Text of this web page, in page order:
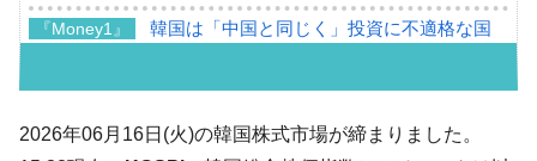
『Money1』
韓国は「中国と同じく」投資に不適格な国
『Money1』
『韓国銀行』が「金の保有量を増やしま
す」⇒「金を経由するドル入手」手段ではないのか？
2026年06月16日(火)の韓国株式市場が締まりました。